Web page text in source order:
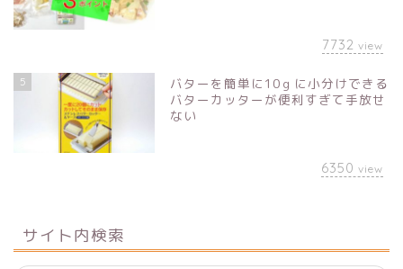
7732 view
5
バターを簡単に10ｇに小分けできる
バターカッターが便利すぎて手放せ
ない
6350 view
サイト内検索